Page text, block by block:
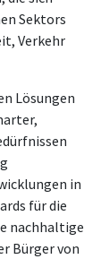
Sektors
Verkehr
Lösungen
in
für die
nachhaltige
Bürger von